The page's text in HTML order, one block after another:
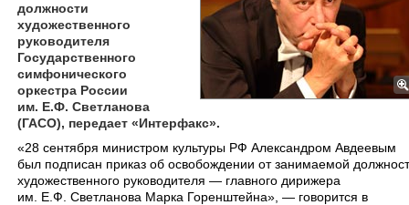
должности
художественного
руководителя
Государственного
симфонического
оркестра России
им. Е.Ф. Светланова
(ГАСО), передает «Интерфакс».
​«28 сентября министром культуры РФ Александром Авдеевым
был подписан приказ об освобождении от занимаемой
художественного руководителя — главного дирижера
им. Е.Ф. Светланова Марка Горенштейна», — говорится в